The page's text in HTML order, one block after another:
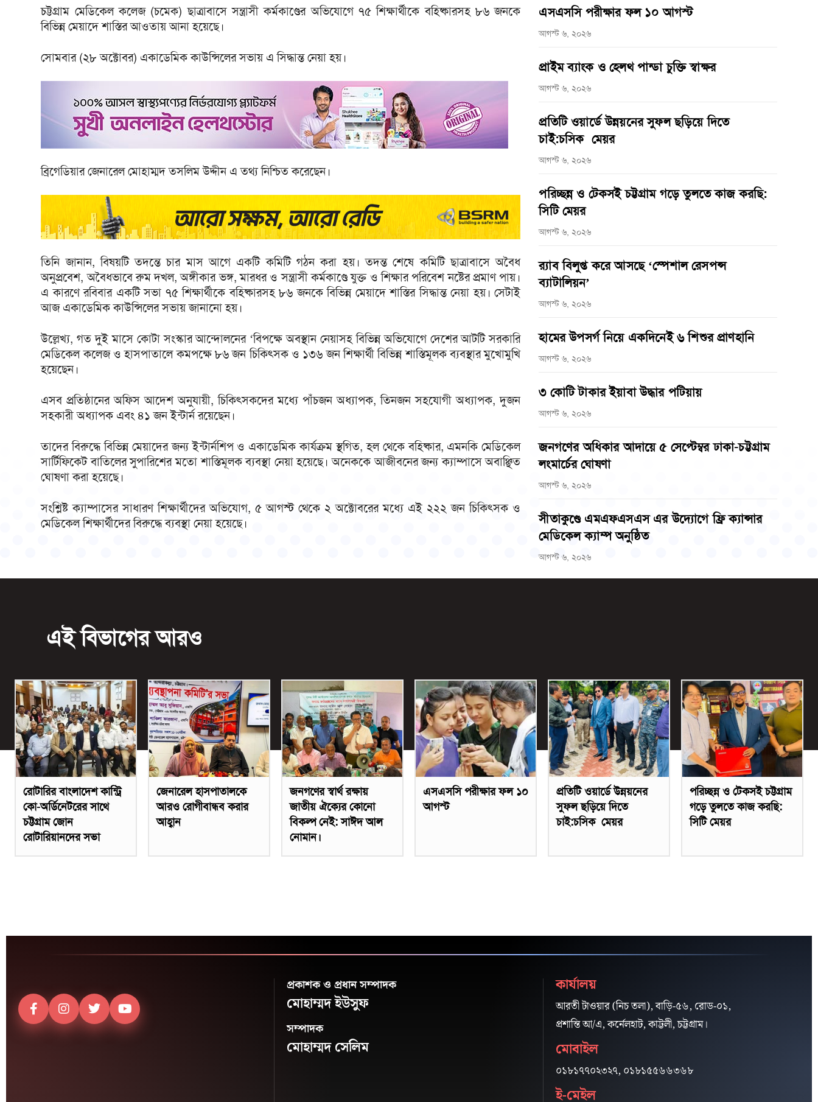
চট্টগ্রাম মেডিকেল কলেজ (চমেক) ছাত্রাবাসে সন্ত্রাসী কর্মকাণ্ডের অভিযোগে ৭৫ শিক্ষার্থীকে বহিষ্কারসহ ৮৬ জনকে
বিভিন্ন মেয়াদে শাস্তির আওতায় আনা হয়েছে।
সোমবার (২৮ অক্টোবর) একাডেমিক কাউন্সিলের সভায় এ সিদ্ধান্ত নেয়া হয়।
ব্রিগেডিয়ার জেনারেল মোহাম্মদ তসলিম উদ্দীন এ তথ্য নিশ্চিত করেছেন।
তিনি জানান, বিষয়টি তদন্তে চার মাস আগে একটি কমিটি গঠন করা হয়। তদন্ত শেষে কমিটি ছাত্রাবাসে অবৈধ
অনুপ্রবেশ, অবৈধভাবে রুম দখল, অঙ্গীকার ভঙ্গ, মারধর ও সন্ত্রাসী কর্মকাণ্ডে যুক্ত ও শিক্ষার পরিবেশ নষ্টের প্রমাণ পায়।
এ কারণে রবিবার একটি সভা ৭৫ শিক্ষার্থীকে বহিষ্কারসহ ৮৬ জনকে বিভিন্ন মেয়াদে শাস্তির সিদ্ধান্ত নেয়া হয়। সেটাই
আজ একাডেমিক কাউন্সিলের সভায় জানানো হয়।
উল্লেখ্য, গত দুই মাসে কোটা সংস্কার আন্দোলনের ‘বিপক্ষে অবস্থান নেয়াসহ বিভিন্ন অভিযোগে দেশের আটটি সরকারি
মেডিকেল কলেজ ও হাসপাতালে কমপক্ষে ৮৬ জন চিকিৎসক ও ১৩৬ জন শিক্ষার্থী বিভিন্ন শাস্তিমূলক ব্যবস্থার মুখোমুখি
হয়েছেন।
এসব প্রতিষ্ঠানের অফিস আদেশ অনুযায়ী, চিকিৎসকদের মধ্যে পাঁচজন অধ্যাপক, তিনজন সহযোগী অধ্যাপক, দুজন
সহকারী অধ্যাপক এবং ৪১ জন ইন্টার্ন রয়েছেন।
তাদের বিরুদ্ধে বিভিন্ন মেয়াদের জন্য ইন্টার্নশিপ ও একাডেমিক কার্যক্রম স্থগিত, হল থেকে বহিষ্কার, এমনকি মেডিকেল
সার্টিফিকেট বাতিলের সুপারিশের মতো শাস্তিমূলক ব্যবস্থা নেয়া হয়েছে। অনেককে আজীবনের জন্য ক্যাম্পাসে অবাঞ্ছিত
ঘোষণা করা হয়েছে।
সংশ্লিষ্ট ক্যাম্পাসের সাধারণ শিক্ষার্থীদের অভিযোগ, ৫ আগস্ট থেকে ২ অক্টোবরের মধ্যে এই ২২২ জন চিকিৎসক ও
মেডিকেল শিক্ষার্থীদের বিরুদ্ধে ব্যবস্থা নেয়া হয়েছে।
এসএসসি পরীক্ষার ফল ১০ আগস্ট
আগস্ট ৬, ২০২৬
প্রাইম ব্যাংক ও হেলথ পান্ডা চুক্তি স্বাক্ষর
আগস্ট ৬, ২০২৬
প্রতিটি ওয়ার্ডে উন্নয়নের সুফল ছড়িয়ে দিতে
চাই:চসিক মেয়র
আগস্ট ৬, ২০২৬
পরিচ্ছন্ন ও টেকসই চট্টগ্রাম গড়ে তুলতে কাজ করছি:
সিটি মেয়র
আগস্ট ৬, ২০২৬
র‌্যাব বিলুপ্ত করে আসছে ‘স্পেশাল রেসপন্স
ব্যাটালিয়ন’
আগস্ট ৬, ২০২৬
হামের উপসর্গ নিয়ে একদিনেই ৬ শিশুর প্রাণহানি
আগস্ট ৬, ২০২৬
৩ কোটি টাকার ইয়াবা উদ্ধার পটিয়ায়
আগস্ট ৬, ২০২৬
জনগণের অধিকার আদায়ে ৫ সেপ্টেম্বর ঢাকা-চট্টগ্রাম
লংমার্চের ঘোষণা
আগস্ট ৬, ২০২৬
সীতাকুণ্ডে এমএফএসএস এর উদ্যোগে ফ্রি ক্যান্সার
মেডিকেল ক্যাম্প অনুষ্ঠিত
আগস্ট ৬, ২০২৬
এই বিভাগের আরও
রোটারির বাংলাদেশ কান্ট্রি
কো-অর্ডিনেটরের সাথে
চট্টগ্রাম জোন
রোটারিয়ানদের সভা
জেনারেল হাসপাতালকে
আরও রোগীবান্ধব করার
আহ্বান
জনগণের স্বার্থ রক্ষায়
জাতীয় ঐক্যের কোনো
বিকল্প নেই: সাঈদ আল
নোমান।
এসএসসি পরীক্ষার ফল ১০
আগস্ট
প্রতিটি ওয়ার্ডে উন্নয়নের
সুফল ছড়িয়ে দিতে
চাই:চসিক মেয়র
পরিচ্ছন্ন ও টেকসই চট্টগ্রাম
গড়ে তুলতে কাজ করছি:
সিটি মেয়র
প্রকাশক ও প্রধান সম্পাদক
মোহাম্মদ ইউসুফ
সম্পাদক
মোহাম্মদ সেলিম
কার্যালয়
আরতী টাওয়ার (নিচ তলা), বাড়ি-৫৬, রোড-০১,
প্রশান্তি আ/এ, কর্নেলহাট, কাট্টলী, চট্টগ্রাম।
মোবাইল
০১৮১৭৭০২৩২৭, ০১৮১৫৫৬৬৩৬৮
ই-মেইল